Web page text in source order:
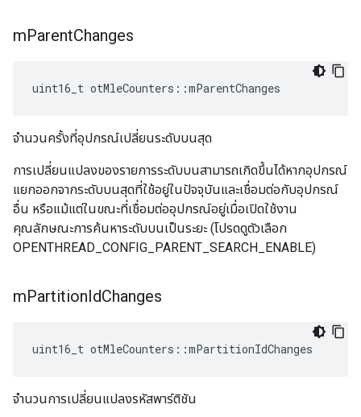
mParentChanges
uint16_t otMleCounters ::mParentChanges
จำนวนครั้งที่อุปกรณ์เปลี่ยนระดับบนสุด
การเปลี่ยนแปลงของรายการระดับบนสามารถเกิดขึ้นได้หากอุปกรณ์
แยกออกจากระดับบนสุดที่ใช้อยู่ในปัจจุบันและเชื่อมต่อกับอุปกรณ์
อื่น หรือแม้แต่ในขณะที่เชื่อมต่ออุปกรณ์อยู่เมื่อเปิดใช้งาน
คุณลักษณะการค้นหาระดับบนเป็นระยะ (โปรดดูตัวเลือก
OPENTHREAD_CONFIG_PARENT_SEARCH_ENABLE)
mPartitionIdChanges
uint16_t otMleCounters ::mPartitionIdChanges
จำนวนการเปลี่ยนแปลงรหัสพาร์ติชัน